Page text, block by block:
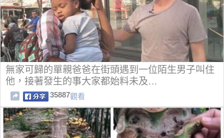
無家可歸的單親爸爸在街頭遇到一位陌生男子叫住
他，接著發生的事大家都始料未及…
35887觀看